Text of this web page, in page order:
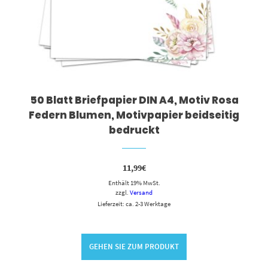
50 Blatt Briefpapier DIN A4, Motiv Rosa
Federn Blumen, Motivpapier beidseitig
bedruckt
11,99€
Enthält 19% MwSt.
zzgl. Versand
Lieferzeit: ca. 2-3 Werktage
GEHEN SIE ZUM PRODUKT